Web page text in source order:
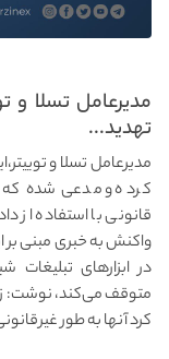
مدیرعامل تسلا و
تهدید...
مدیرعامل تسلا و
کرده و مدعی شده
قانونی با استفاده از
در ابزارهای
متوقف می‌کند، نوشت:
کرد آنها به طور